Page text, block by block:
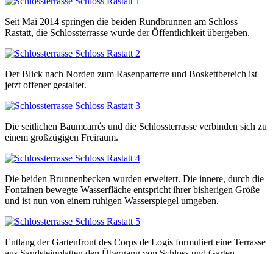
Seit Mai 2014 springen die beiden Rundbrunnen am Schloss
Rastatt, die Schlossterrasse wurde der Öffentlichkeit übergeben.
Der Blick nach Norden zum Rasenparterre und Boskettbereich ist
jetzt offener gestaltet.
Die seitlichen Baumcarrés und die Schlossterrasse verbinden sich zu
einem großzügigen Freiraum.
Die beiden Brunnenbecken wurden erweitert. Die innere, durch die
Fontainen bewegte Wasserfläche entspricht ihrer bisherigen Größe
und ist nun von einem ruhigen Wasserspiegel umgeben.
Entlang der Gartenfront des Corps de Logis formuliert eine Terrasse